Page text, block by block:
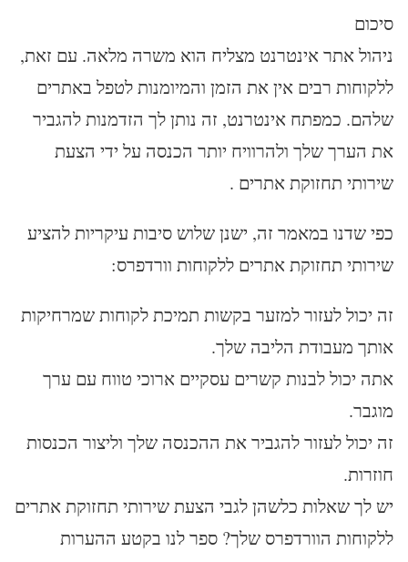
סיכום
ניהול אתר אינטרנט מצליח הוא משרה מלאה. עם זאת,
ללקוחות רבים אין את הזמן והמיומנות לטפל באתרים
שלהם. כמפתח אינטרנט, זה נותן לך הזדמנות להגביר
את הערך שלך ולהרוויח יותר הכנסה על ידי הצעת
שירותי תחזוקת אתרים .
כפי שדנו במאמר זה, ישנן שלוש סיבות עיקריות להציע
שירותי תחזוקת אתרים ללקוחות וורדפרס:
זה יכול לעזור למזער בקשות תמיכת לקוחות שמרחיקות
אותך מעבודת הליבה שלך.
אתה יכול לבנות קשרים עסקיים ארוכי טווח עם ערך
מוגבר.
זה יכול לעזור להגביר את ההכנסה שלך וליצור הכנסות
חוזרות.
יש לך שאלות כלשהן לגבי הצעת שירותי תחזוקת אתרים
ללקוחות הוורדפרס שלך? ספר לנו בקטע ההערות